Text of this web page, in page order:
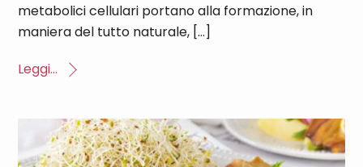
metabolici cellulari portano alla formazione, in
maniera del tutto naturale, […]
Leggi...